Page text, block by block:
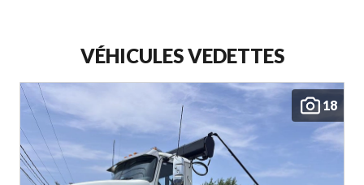
VÉHICULES VEDETTES
18